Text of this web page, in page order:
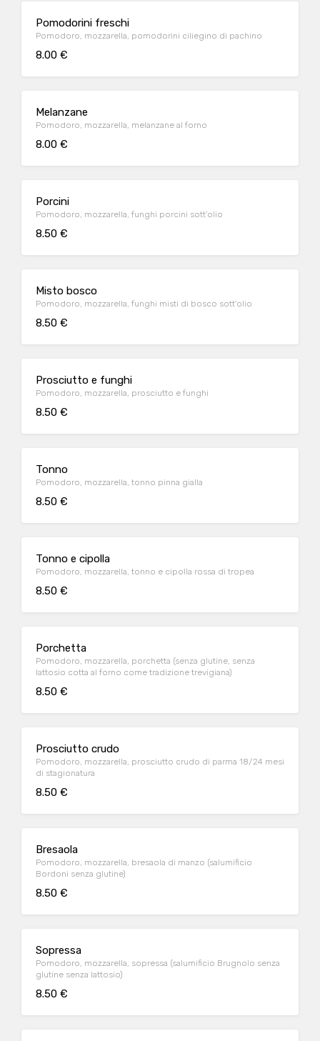
Pomodorini freschi
Pomodoro, mozzarella, pomodorini ciliegino di pachino
8.00 €
Melanzane
Pomodoro, mozzarella, melanzane al forno
8.00 €
Porcini
Pomodoro, mozzarella, funghi porcini sott'olio
8.50 €
Misto bosco
Pomodoro, mozzarella, funghi misti di bosco sott'olio
8.50 €
Prosciutto e funghi
Pomodoro, mozzarella, prosciutto e funghi
8.50 €
Tonno
Pomodoro, mozzarella, tonno pinna gialla
8.50 €
Tonno e cipolla
Pomodoro, mozzarella, tonno e cipolla rossa di tropea
8.50 €
Porchetta
Pomodoro, mozzarella, porchetta (senza glutine, senza
lattosio cotta al forno come tradizione trevigiana)
8.50 €
Prosciutto crudo
Pomodoro, mozzarella, prosciutto crudo di parma 18/24 mesi
di stagionatura
8.50 €
Bresaola
Pomodoro, mozzarella, bresaola di manzo (salumificio
Bordoni senza glutine)
8.50 €
Sopressa
Pomodoro, mozzarella, sopressa (salumificio Brugnolo senza
glutine senza lattosio)
8.50 €